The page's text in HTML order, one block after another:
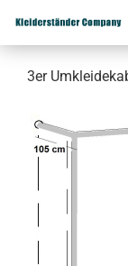
3er